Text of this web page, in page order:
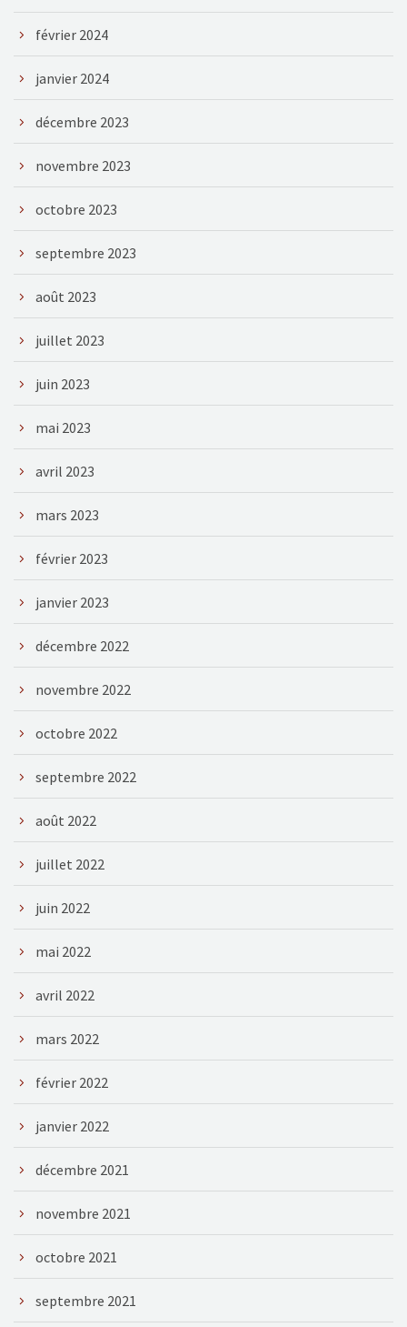
février 2024
janvier 2024
décembre 2023
novembre 2023
octobre 2023
septembre 2023
août 2023
juillet 2023
juin 2023
mai 2023
avril 2023
mars 2023
février 2023
janvier 2023
décembre 2022
novembre 2022
octobre 2022
septembre 2022
août 2022
juillet 2022
juin 2022
mai 2022
avril 2022
mars 2022
février 2022
janvier 2022
décembre 2021
novembre 2021
octobre 2021
septembre 2021